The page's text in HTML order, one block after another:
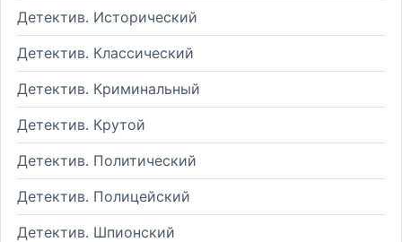
Детектив. Исторический
Детектив. Классический
Детектив. Криминальный
Детектив. Крутой
Детектив. Политический
Детектив. Полицейский
Детектив. Шпионский